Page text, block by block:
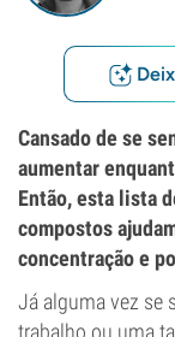
Cansado de se
aumentar
Então, esta lista
compostos
concentração e
Já alguma vez se
trabalho ou uma